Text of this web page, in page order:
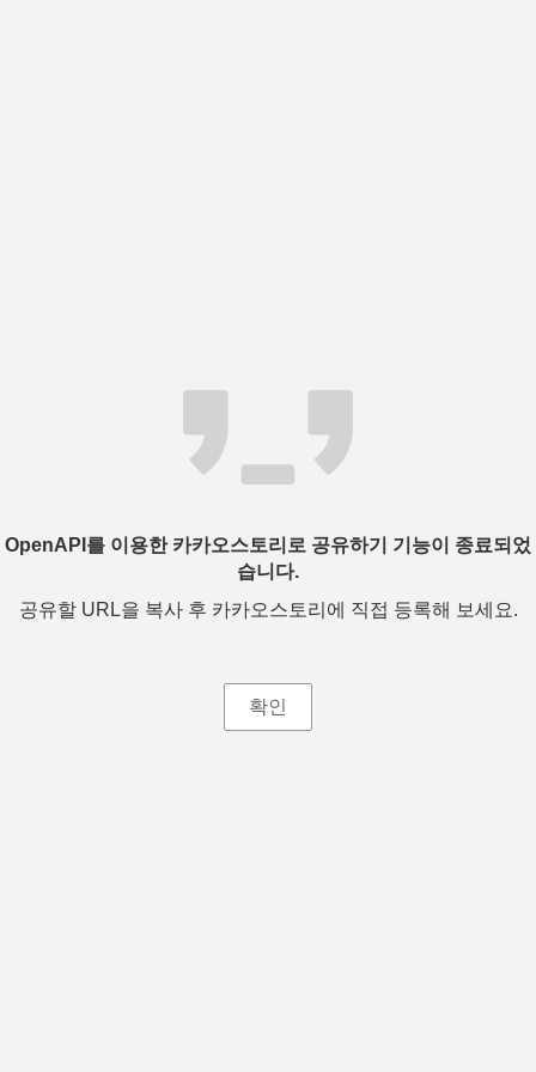
OpenAPI를 이용한 카카오스토리로 공유하기 기능이 종료되었
습니다.
공유할 URL을 복사 후 카카오스토리에 직접 등록해 보세요.
확인